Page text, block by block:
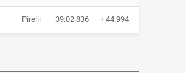
Pirelli 39:02.836 + 44.994